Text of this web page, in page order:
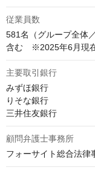
従業員数
581名（グループ全体
含む　※2025年6月現在
主要取引銀行
みずほ銀行
りそな銀行
三井住友銀行
顧問弁護士事務所
フォーサイト総合法律